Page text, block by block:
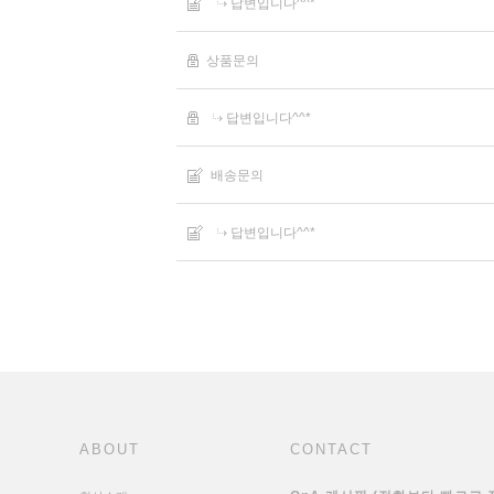
답변입니다^^*
상품문의
답변입니다^^*
배송문의
답변입니다^^*
ABOUT CONTACT